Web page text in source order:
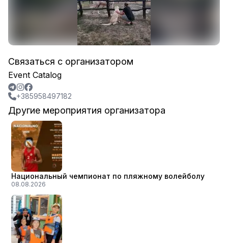
Связаться с организатором
Event Catalog
+385958497182
Другие мероприятия организатора
Национальный чемпионат по пляжному волейболу
08.08.2026